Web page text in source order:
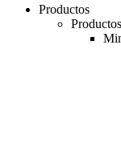
Productos